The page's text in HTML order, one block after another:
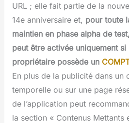
URL ; elle fait partie de la
14e anniversaire et, pour toute
maintien en phase alpha de
peut être activée uniquement
propriétaire possède un
En plus de la publicité dans un
temporelle ou sur une page
de l’application peut
la section « Contenus Mettants